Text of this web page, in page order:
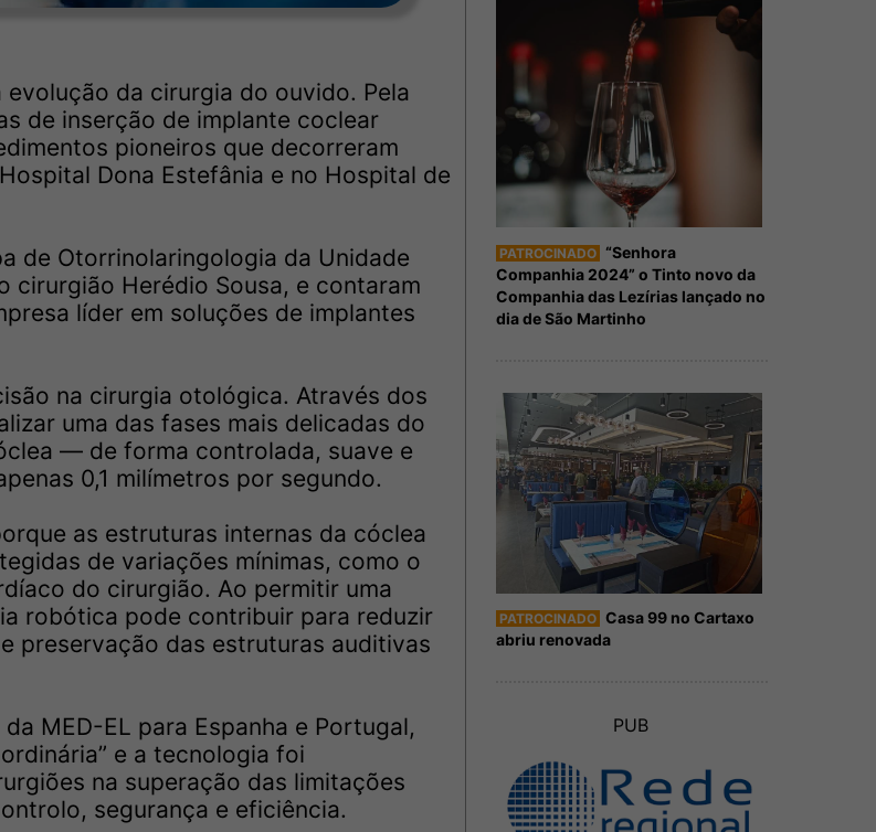
da cirurgia do ouvido. Pela
de inserção de implante coclear
pioneiros que decorreram
Dona Estefânia e no Hospital de
de Otorrinolaringologia da Unidade
cirurgião Herédio Sousa, e contaram
líder em soluções de implantes
na cirurgia otológica. Através dos
uma das fases mais delicadas do
— de forma controlada, suave e
0,1 milímetros por segundo.
as estruturas internas da cóclea
de variações mínimas, como o
do cirurgião. Ao permitir uma
robótica pode contribuir para reduzir
preservação das estruturas auditivas
MED-EL para Espanha e Portugal,
e a tecnologia foi
na superação das limitações
segurança e eficiência.
PATROCINADO “Senhora
Companhia 2024” o Tinto novo da
Companhia das Lezírias lançado no
dia de São Martinho
PATROCINADO Casa 99 no Cartaxo
abriu renovada
PUB